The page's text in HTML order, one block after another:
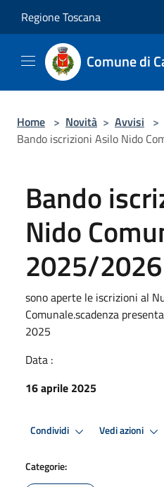
Regione Toscana
Comune di
Home > Novità > Avvisi >
Bando iscrizioni Asilo Nido
Bando
Nido
2025/2026
sono aperte le iscrizioni al
Comunale.scadenza
2025
Data :
16 aprile 2025
Condividi Vedi azioni
Categorie: